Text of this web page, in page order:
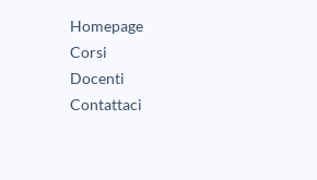
Homepage
Corsi
Docenti
Contattaci